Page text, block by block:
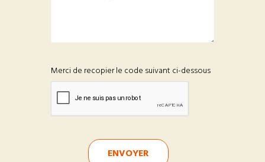
Merci de recopier le code suivant ci-dessous
ENVOYER